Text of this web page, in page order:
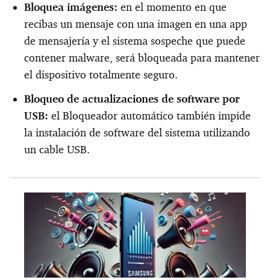
Bloquea imágenes: en el momento en que
recibas un mensaje con una imagen en una app
de mensajería y el sistema sospeche que puede
contener malware, será bloqueada para mantener
el dispositivo totalmente seguro.
Bloqueo de actualizaciones de software por
USB: el Bloqueador automático también impide
la instalación de software del sistema utilizando
un cable USB.